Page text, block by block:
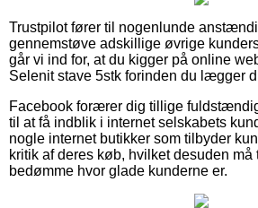
Trustpilot fører til nogenlunde
gennemstøve adskillige øvrige
går vi ind for, at du kigger på online
Selenit stave 5stk forinden du lægger
Facebook forærer dig tillige
til at få indblik i internet selskabets
nogle internet butikker som tilbyder
kritik af deres køb, hvilket desuden må
bedømme hvor glade kunderne er.